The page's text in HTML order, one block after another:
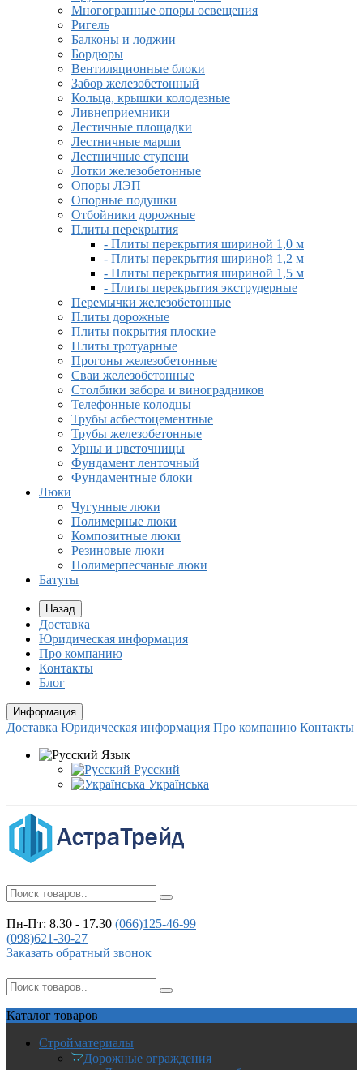
Многогранные опоры освещения
Ригель
Балконы и лоджии
Бордюры
Вентиляционные блоки
Забор железобетонный
Кольца, крышки колодезные
Ливнеприемники
Лестичные площадки
Лестничные марши
Лестничные ступени
Лотки железобетонные
Опоры ЛЭП
Опорные подушки
Отбойники дорожные
Плиты перекрытия
- Плиты перекрытия шириной 1,0 м
- Плиты перекрытия шириной 1,2 м
- Плиты перекрытия шириной 1,5 м
- Плиты перекрытия экструдерные
Перемычки железобетонные
Плиты дорожные
Плиты покрытия плоские
Плиты тротуарные
Прогоны железобетонные
Сваи железобетонные
Столбики забора и виноградников
Телефонные колодцы
Трубы асбестоцементные
Трубы железобетонные
Урны и цветочницы
Фундамент ленточный
Фундаментные блоки
Люки
Чугунные люки
Полимерные люки
Композитные люки
Резиновые люки
Полимерпесчаные люки
Батуты
Назад
Доставка
Юридическая информация
Про компанию
Контакты
Блог
Информация
Доставка Юридическая информация Про компанию Контакты
Язык
Русский
Українська
Пн-Пт: 8.30 - 17.30 (066)125-46-99
(098)621-30-27
Заказать обратный звонок
Каталог товаров
Стройматериалы
Дорожные ограждения